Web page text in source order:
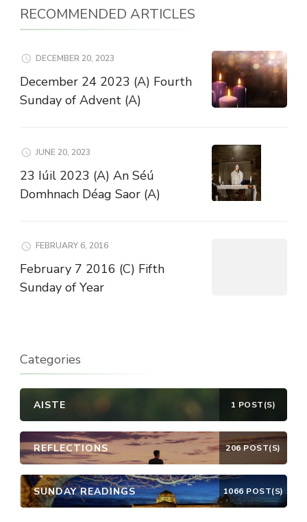
RECOMMENDED ARTICLES
DECEMBER 20, 2023
December 24 2023 (A) Fourth
Sunday of Advent (A)
JUNE 20, 2023
23 Iúil 2023 (A) An Séú
Domhnach Déag Saor (A)
FEBRUARY 6, 2016
February 7 2016 (C) Fifth
Sunday of Year
Categories
AISTE 1 POST(S)
REFLECTIONS 206 POST(S)
SUNDAY READINGS 1066 POST(S)